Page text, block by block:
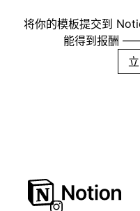
将你的模板提交到
能得到报酬